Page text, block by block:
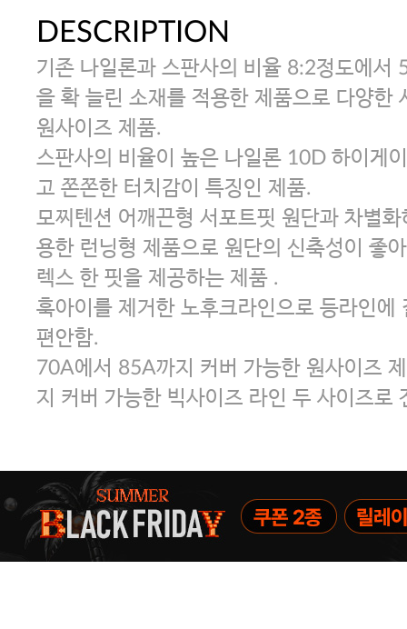
[썸머블프] 2만원 할인 쿠폰(8.1~31)
DESCRIPTION
기존 나일론과 스판사의 비율 8:2정도에서
을 확 늘린 소재를 적용한 제품으로 다양한
원사이즈 제품.
스판사의 비율이 높은 나일론 10D 하이게
고 쫀쫀한 터치감이 특징인 제품.
모찌텐션 어깨끈형 서포트핏 원단과 차별
용한 런닝형 제품으로 원단의 신축성이 좋
렉스 한 핏을 제공하는 제품 .
훅아이를 제거한 노후크라인으로 등라인에
편안함.
70A에서 85A까지 커버 가능한 원사이즈
지 커버 가능한 빅사이즈 라인 두 사이즈로